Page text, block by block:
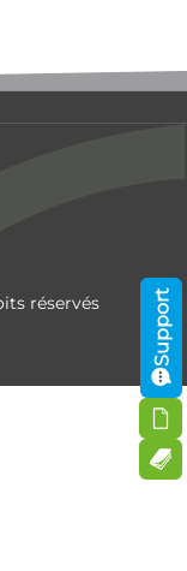
Support
réservés